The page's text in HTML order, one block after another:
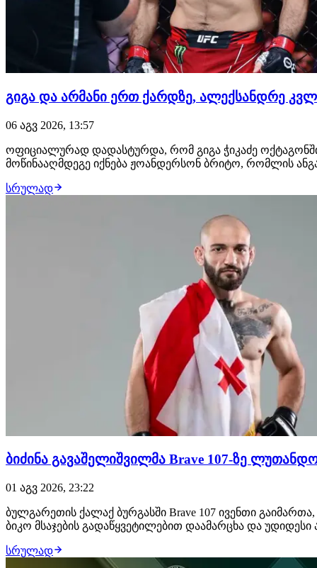
გიგა და არმანი ერთ ქარდზე, ალექსანდრე
06 აგვ 2026, 13:57
ოფიციალურად დადასტურდა, რომ გიგა ჭიკაძე
მოწინააღმდეგე იქნება ჟოანდერსონ ბრიტო, რომლის
სრულად
ბიძინა გავაშელიშვილმა Brave 107-ზე
01 აგვ 2026, 23:22
ბულგარეთის ქალაქ ბურგასში Brave 107 ივენთი
ბიკო მსაჯების გადაწყვეტილებით დაამარცხა და
სრულად